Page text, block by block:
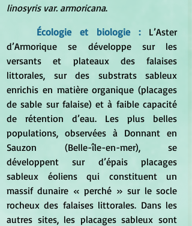
linosyris var. armoricana.
Écologie et biologie : L’Aster
d’Armorique se développe sur les
versants et plateaux des falaises
littorales, sur des substrats sableux
enrichis en matière organique (placages
de sable sur falaise) et à faible capacité
de rétention d’eau. Les plus belles
populations, observées à Donnant en
Sauzon (Belle-île-en-mer), se
développent sur d’épais placages
sableux éoliens qui constituent un
massif dunaire « perché » sur le socle
rocheux des falaises littorales. Dans les
autres sites, les placages sableux sont